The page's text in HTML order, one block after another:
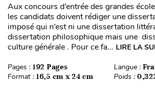
Aux concours d’entrée des grandes
les candidats doivent rédiger une
imposé qui n’est ni une dissertation
dissertation philosophique mais une
culture générale . Pour ce fa... LIRE LA
Pages : 192 Pages Langue :
Format : 16,5 cm x 24 cm Poids :